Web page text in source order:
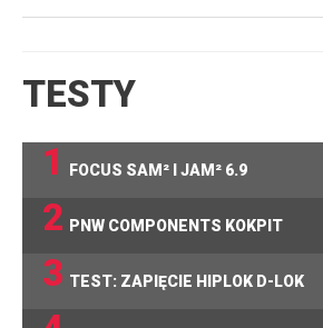
TESTY
1
FOCUS SAM² I JAM² 6.9
2 PNW COMPONENTS KOKPIT
3 TEST: ZAPIĘCIE HIPLOK D-LOK